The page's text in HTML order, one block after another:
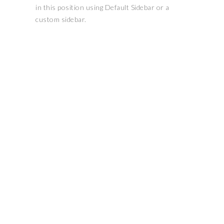
in this position using Default Sidebar or a
custom sidebar.